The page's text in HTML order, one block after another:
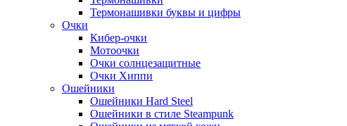
Термонашивки буквы и цифры
Очки
Кибер-очки
Мотоочки
Очки солнцезащитные
Очки Хиппи
Ошейники
Ошейники Hard Steel
Ошейники в стиле Steampunk